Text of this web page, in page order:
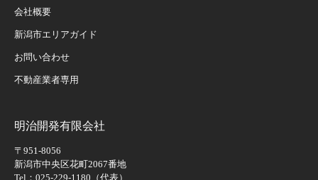
会社概要
新潟市エリアガイド
お問い合わせ
不動産業者専用
明治開発有限会社
〒951-8056
新潟市中央区花町2067番地
Tel：025-229-1180（代表）